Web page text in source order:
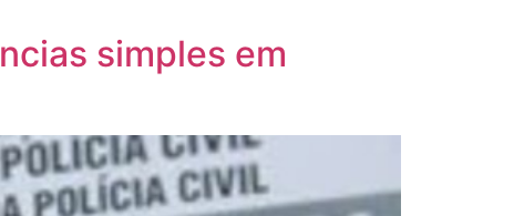
simples em